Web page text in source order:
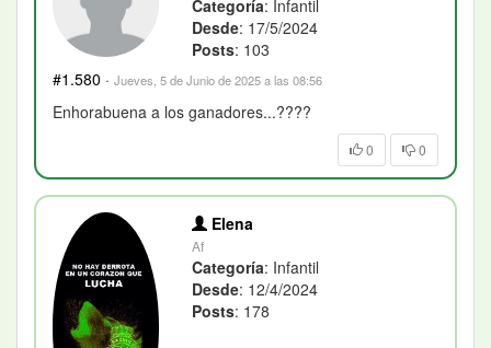
Categoría: Infantil
Desde: 17/5/2024
Posts: 103
#1.580 · Jueves, 5 de Junio de 2025 a las 08:56
Enhorabuena a los ganadores...????
0 0
Elena
Af
Categoría: Infantil
Desde: 12/4/2024
Posts: 178